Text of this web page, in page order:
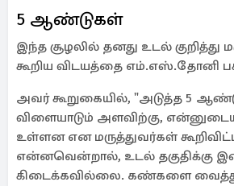
5 ஆண்டுகள்
இந்த சூழலில் தனது உடல் குறித்து
கூறிய விடயத்தை எம்.எஸ்.தோனி
அவர் கூறுகையில், "அடுத்த 5
விளையாடும் அளவிற்கு,
உள்ளன என மருத்துவர்கள்
என்னவென்றால், உடல் தகுதிக்கு
கிடைக்கவில்லை. கண்களை